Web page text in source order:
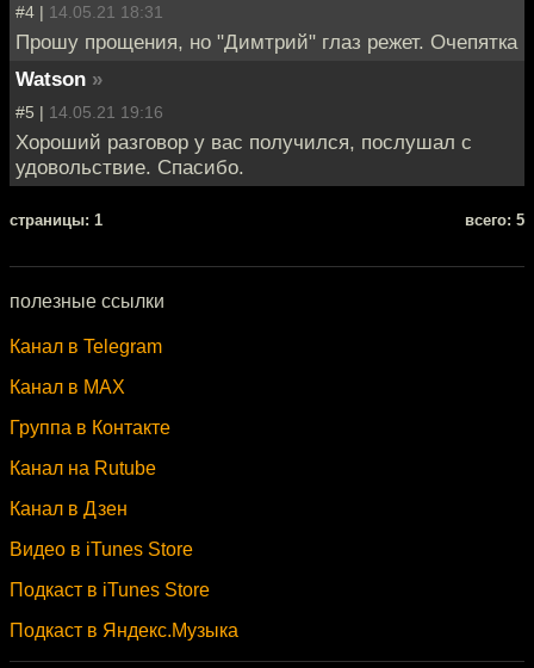
#4 | 14.05.21 18:31
Прошу прощения, но "Димтрий" глаз режет. Очепятка
Watson »
#5 | 14.05.21 19:16
Хороший разговор у вас получился, послушал с
удовольствие. Спасибо.
cтраницы: 1 всего: 5
полезные ссылки
Канал в Telegram
Канал в MAX
Группа в Контакте
Канал на Rutube
Канал в Дзен
Видео в iTunes Store
Подкаст в iTunes Store
Подкаст в Яндекс.Музыка